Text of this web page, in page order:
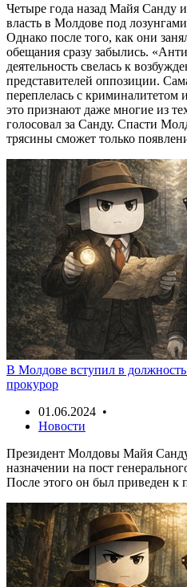
Четыре года назад Майя Санду
власть в Молдове под
Однако после того, как они
обещания сразу забылись.
деятельность свелась к
представителей оппозиции.
переплелась с криминалитетом
это признают даже многие из
голосовал за Санду. Спасти
трясины сможет только
В Молдове вступил в
прокурор
01.06.2024 •
Новости
Президент Молдовы Майя
назначении на пост
После этого он был приведен к